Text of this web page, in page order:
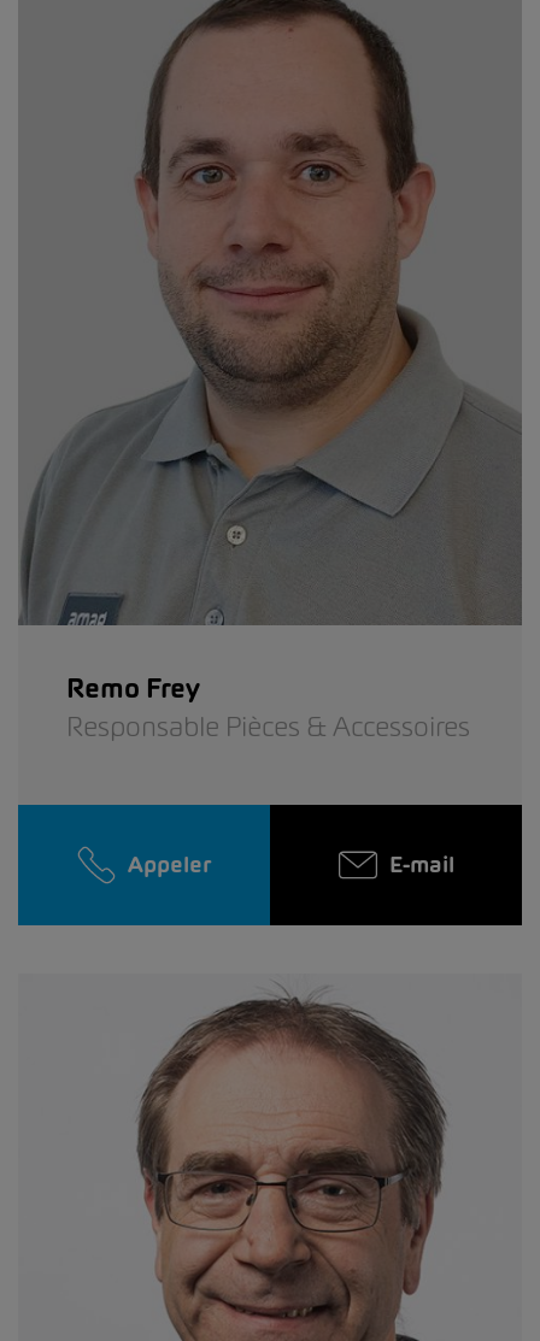
Remo Frey
Responsable Pièces & Accessoires
Appeler E-mail